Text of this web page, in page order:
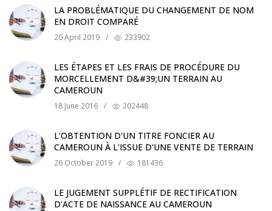
LA PROBLÉMATIQUE DU CHANGEMENT DE NOM
EN DROIT COMPARÉ
20 April 2019 / 233902
LES ÉTAPES ET LES FRAIS DE PROCÉDURE DU
MORCELLEMENT D&#39;UN TERRAIN AU
CAMEROUN
18 June 2016 / 202448
L'OBTENTION D'UN TITRE FONCIER AU
CAMEROUN À L'ISSUE D'UNE VENTE DE TERRAIN
26 October 2019 / 181436
LE JUGEMENT SUPPLÉTIF DE RECTIFICATION
D'ACTE DE NAISSANCE AU CAMEROUN